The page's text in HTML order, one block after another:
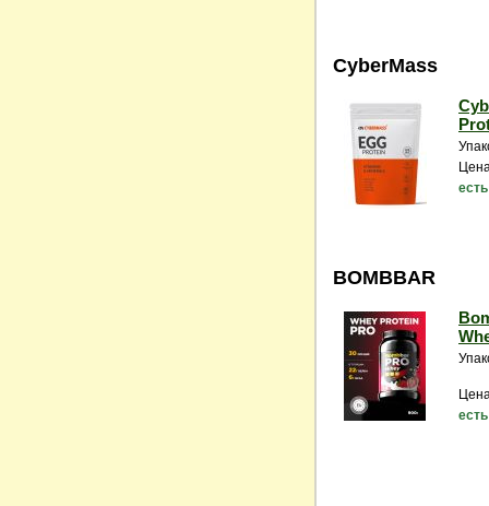
CyberMass
BOMBBAR